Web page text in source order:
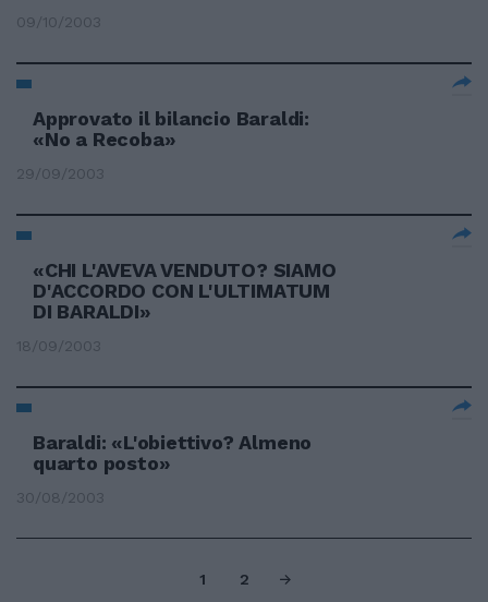
09/10/2003
Approvato il bilancio Baraldi:
«No a Recoba»
29/09/2003
«CHI L'AVEVA VENDUTO? SIAMO
D'ACCORDO CON L'ULTIMATUM
DI BARALDI»
18/09/2003
Baraldi: «L'obiettivo? Almeno
quarto posto»
30/08/2003
1 2